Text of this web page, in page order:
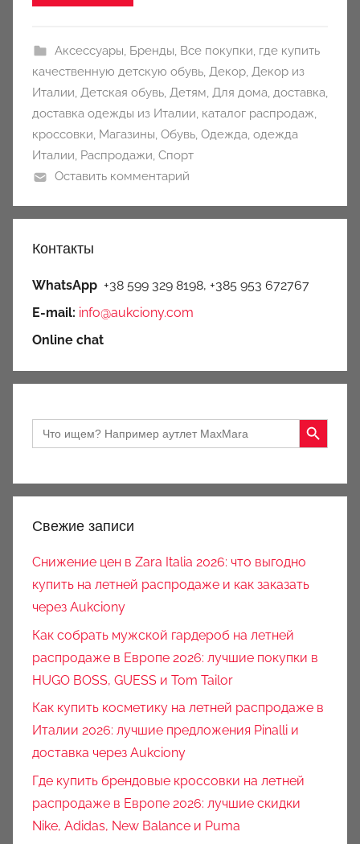
Аксессуары, Бренды, Все покупки, где купить
качественную детскую обувь, Декор, Декор из
Италии, Детская обувь, Детям, Для дома, доставка,
доставка одежды из Италии, каталог распродаж,
кроссовки, Магазины, Обувь, Одежда, одежда
Италии, Распродажи, Спорт
Оставить комментарий
Контакты
WhatsApp +38 599 329 8198, +385 953 672767
E-mail: info@aukciony.com
Online chat
Search
for:
Search Button
Свежие записи
Снижение цен в Zara Italia 2026: что выгодно
купить на летней распродаже и как заказать
через Aukciony
Как собрать мужской гардероб на летней
распродаже в Европе 2026: лучшие покупки в
HUGO BOSS, GUESS и Tom Tailor
Как купить косметику на летней распродаже в
Италии 2026: лучшие предложения Pinalli и
доставка через Aukciony
Где купить брендовые кроссовки на летней
распродаже в Европе 2026: лучшие скидки
Nike, Adidas, New Balance и Puma